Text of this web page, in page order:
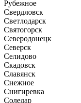
Рубежное
Свердловск
Светлодарск
Святогорск
Северодонецк
Северск
Селидово
Скадовск
Славянск
Снежное
Снигиревка
Соледар